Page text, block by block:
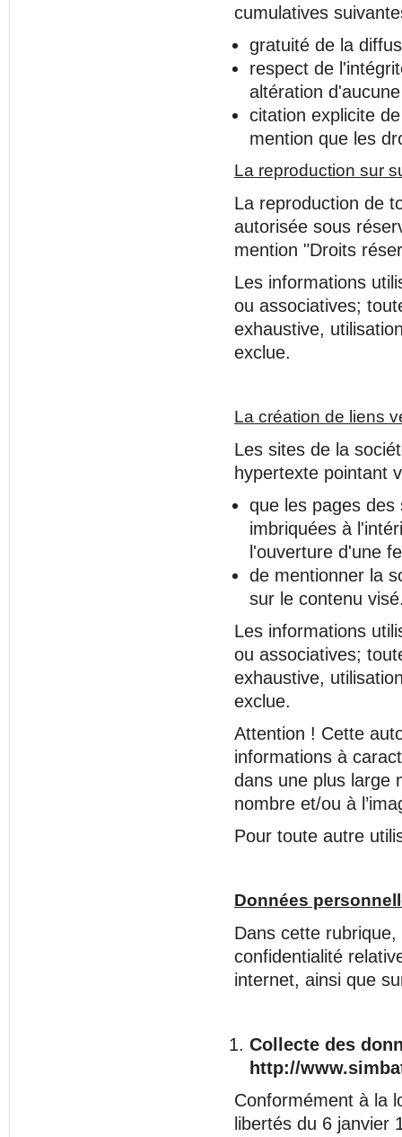
cumulatives
gratuité de la
respect de
altération
citation explicite
mention que les
La reproduction sur
La reproduction de
autorisée sous
mention "Droits
Les informations
ou associatives;
exhaustive,
exclue.
La création de liens
Les sites de la
hypertexte pointant
que les pages des
imbriquées à
l'ouverture d'une
de mentionner la
sur le contenu
Les informations
ou associatives;
exhaustive,
exclue.
Attention ! Cette
informations à
dans une plus large
nombre et/ou à
Pour toute autre
Données
Dans cette
confidentialité
internet, ainsi que
Collecte des
http://
Conformément à la
libertés du 6 janvier